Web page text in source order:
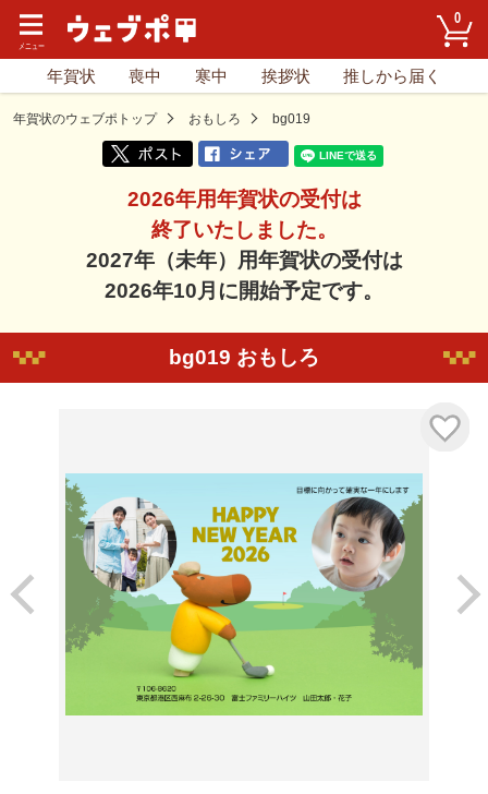
0
年賀状 喪中 寒中 挨拶状 推しから届く
年賀状のウェブポトップ おもしろ bg019
2026年用年賀状の受付は
終了いたしました。
2027年（未年）用年賀状の受付は
2026年10月に開始予定です。
bg019 おもしろ